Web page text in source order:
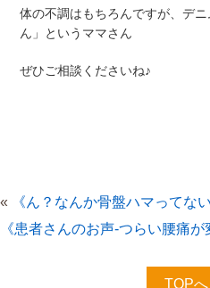
体の不調はもちろんですが、デ
ん」というママさん
ぜひご相談くださいね♪
«
《ん？なんか骨盤ハマってない
《患者さんのお声-つらい腰痛が
TOPへ